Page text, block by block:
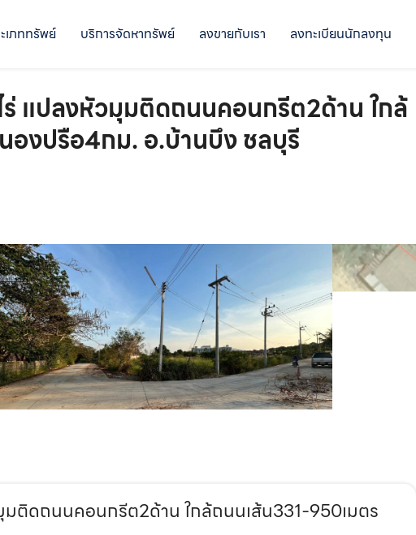
เภททรัพย์ บริการจัดหาทรัพย์ ลงขายกับเรา ลงทะเบียนนักลงทุน
แปลงหัวมุมติดถนนคอนกรีต2ด้าน ใกล้
องปรือ4กม. อ.บ้านบึง ชลบุรี
ติดถนนคอนกรีต2ด้าน ใกล้ถนนเส้น331-950เมตร